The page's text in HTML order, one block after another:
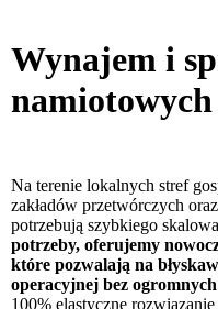
Wynajem i
Na terenie lokalnych stref
zakładów przetwórczych
potrzebują szybkiego
potrzeby, oferujemy
które pozwalają na
operacyjnej bez
100% elastyczne